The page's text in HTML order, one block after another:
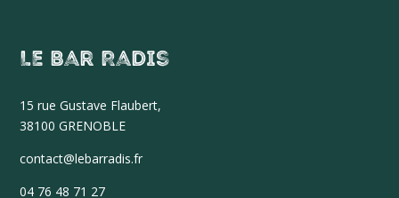
Le Bar Radis
15 rue Gustave Flaubert,
38100 GRENOBLE
contact@lebarradis.fr
04 76 48 71 27